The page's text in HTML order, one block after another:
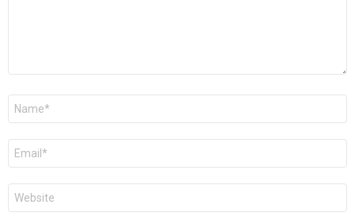
Name
E-
Mail
*
Website